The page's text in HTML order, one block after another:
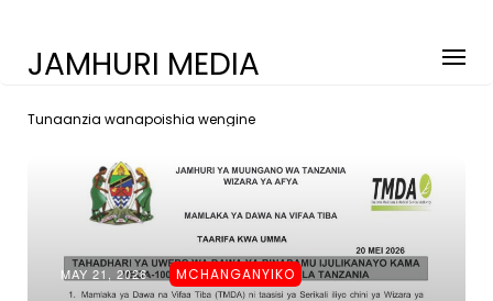
JAMHURI MEDIA
Tunaanzia wanapoishia wengine
MAY 21, 2026 MCHANGANYIKO